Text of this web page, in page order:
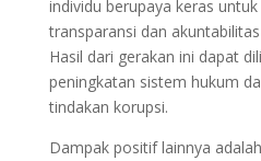
individu berupaya keras
transparansi dan
Hasil dari gerakan ini dapat
peningkatan sistem hukum
tindakan korupsi.
Dampak positif lainnya